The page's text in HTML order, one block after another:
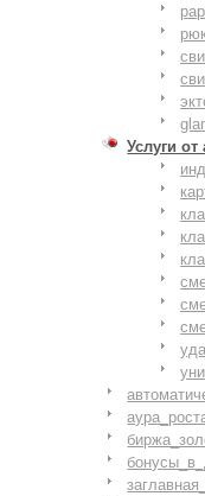
Услуги